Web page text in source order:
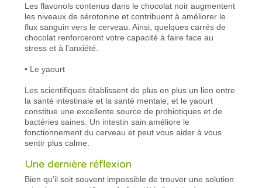
Les flavonols contenus dans le chocolat noir augmentent
les niveaux de sérotonine et contribuent à améliorer le
flux sanguin vers le cerveau. Ainsi, quelques carrés de
chocolat renforceront votre capacité à faire face au
stress et à l'anxiété.
• Le yaourt
Les scientifiques établissent de plus en plus un lien entre
la santé intestinale et la santé mentale, et le yaourt
constitue une excellente source de probiotiques et de
bactéries saines. Un intestin sain améliore le
fonctionnement du cerveau et peut vous aider à vous
sentir plus calme.
Une dernière réflexion
Bien qu'il soit souvent impossible de trouver une solution